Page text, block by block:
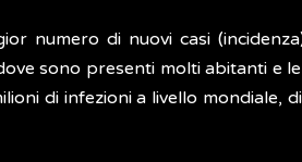
numero di nuovi casi
sono presenti molti abitanti e
di infezioni a livello mondiale,